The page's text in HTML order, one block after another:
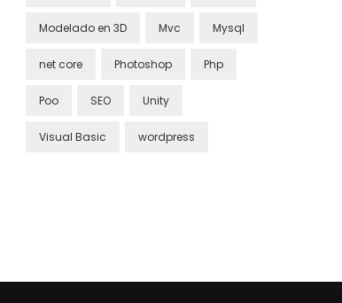
Modelado en 3D Mvc Mysql
net core Photoshop Php
Poo SEO Unity
Visual Basic wordpress